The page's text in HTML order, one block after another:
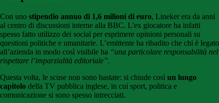
Con uno stipendio annuo di 1,6 milioni di euro, Lineker era da anni
al centro di discussioni interne alla BBC. L'ex giocatore ha infatti
spesso fatto utilizzo dei social per esprimere opinioni personali su
questioni politiche e umanitarie. L’emittente ha ribadito che chi è legato
all’azienda in modo così visibile ha “una particolare responsabilità nel
rispettare l’imparzialità editoriale”.
Questa volta, le scuse non sono bastate: si chiude così un lungo
capitolo della TV pubblica inglese, in cui sport, politica e
comunicazione si sono spesso intrecciati.